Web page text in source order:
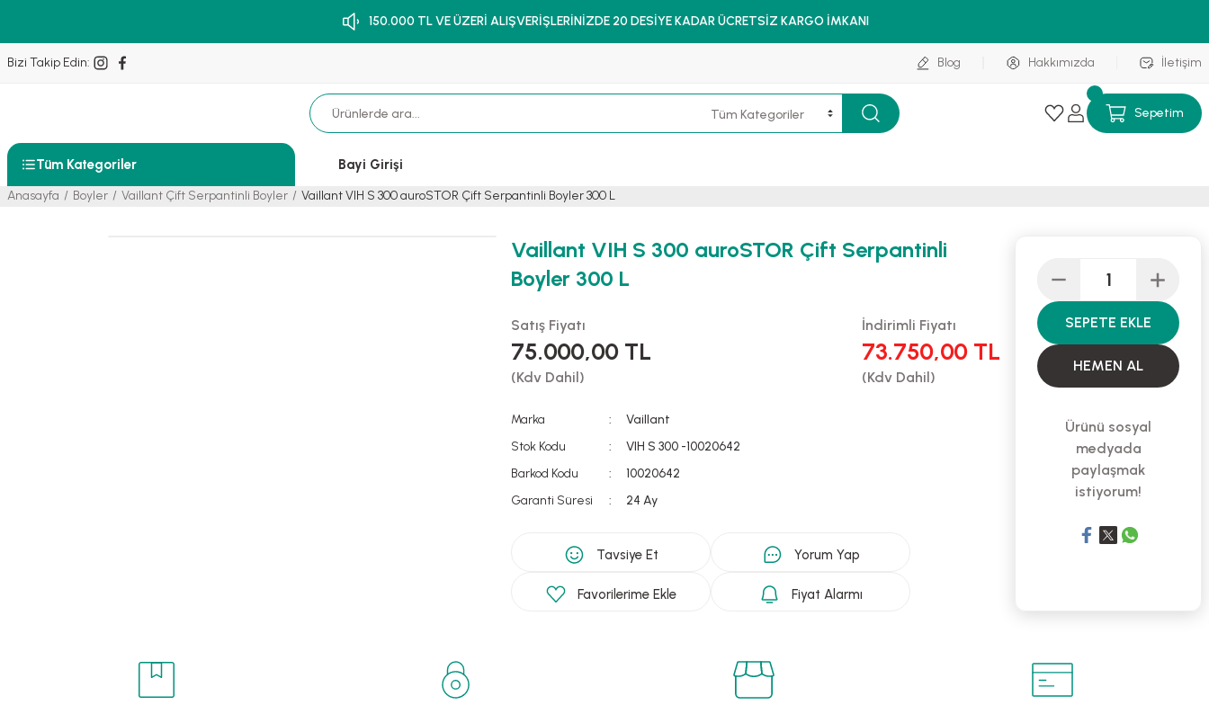
150.000 TL VE ÜZERİ ALIŞVERİŞLERİNİZDE 20 DESİYE KADAR ÜCRETSİZ KARGO İMKANI
Bizi Takip Edin: Blog Hakkımızda İletişim
Sepetim
Tüm Kategoriler Bayi Girişi
Anasayfa Boyler Vaillant Çift Serpantinli Boyler Vaillant VIH S 300 auroSTOR Çift Serpantinli Boyler 300 L
Vaillant VIH S 300 auroSTOR Çift Serpantinli
Boyler 300 L
Satış Fiyatı
75.000,00 TL
(Kdv Dahil)
İndirimli Fiyatı
73.750,00 TL
(Kdv Dahil)
Marka
Vaillant
Stok Kodu
VIH S 300 -10020642
Barkod Kodu
10020642
Garanti Süresi
24 Ay
Tavsiye Et Yorum Yap
Fiyat Alarmı
SEPETE EKLE
HEMEN AL
Ürünü sosyal
medyada
paylaşmak
istiyorum!